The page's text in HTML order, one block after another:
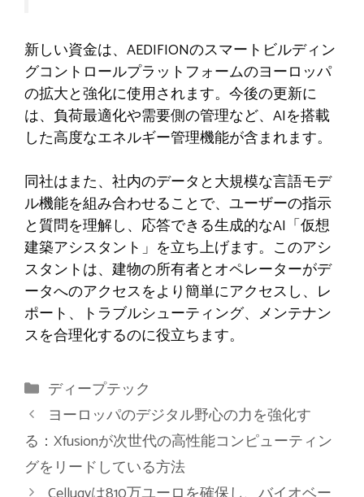
新しい資金は、AEDIFIONのスマートビルディン
グコントロールプラットフォームのヨーロッパ
の拡大と強化に使用されます。今後の更新に
は、負荷最適化や需要側の管理など、AIを搭載
した高度なエネルギー管理機能が含まれます。
同社はまた、社内のデータと大規模な言語モデ
ル機能を組み合わせることで、ユーザーの指示
と質問を理解し、応答できる生成的なAI「仮想
建築アシスタント」を立ち上げます。このアシ
スタントは、建物の所有者とオペレーターがデ
ータへのアクセスをより簡単にアクセスし、レ
ポート、トラブルシューティング、メンテナン
スを合理化するのに役立ちます。
カ
テ
ゴ
リ
ー
ディープテック
ヨーロッパのデジタル野心の力を強化す
る：Xfusionが次世代の高性能コンピューティン
グをリードしている方法